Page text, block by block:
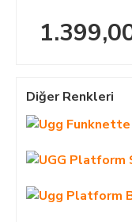
Diğer Renkleri